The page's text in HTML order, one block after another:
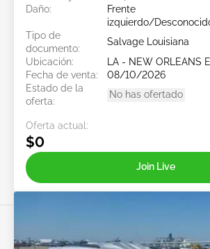
Daño:
Frente
izquierdo/
Tipo de
documento:
Salvage Louisiana
Ubicación:
LA - NEW ORLEANS
Fecha de venta:
08/10/2026
Estado de la
oferta:
No has ofertado
Oferta actual:
$0
Join Live